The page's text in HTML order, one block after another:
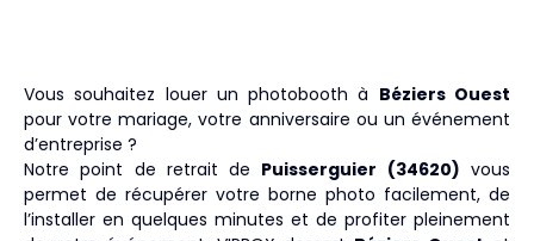
Vous souhaitez louer un photobooth à Béziers Ouest
pour votre mariage, votre anniversaire ou un événement
d’entreprise ?
Notre point de retrait de Puisserguier (34620) vous
permet de récupérer votre borne photo facilement, de
l’installer en quelques minutes et de profiter pleinement